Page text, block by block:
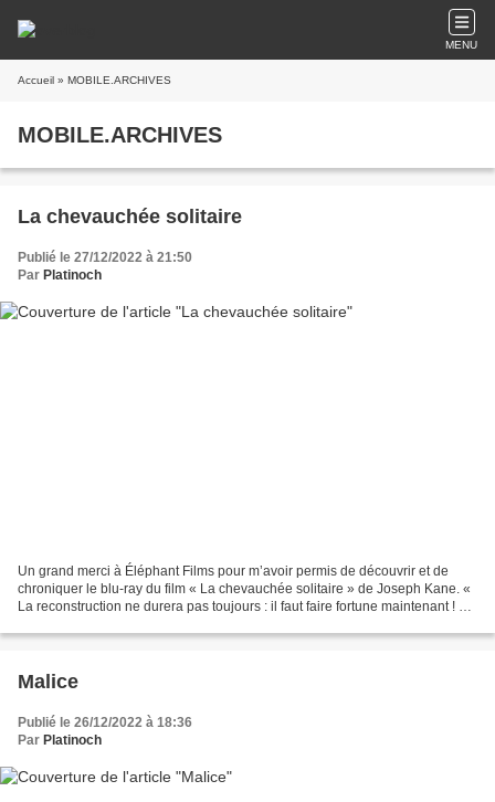
MENU
Accueil » MOBILE.ARCHIVES
MOBILE.ARCHIVES
La chevauchée solitaire
Publié le 27/12/2022 à 21:50
Par Platinoch
Un grand merci à Éléphant Films pour m’avoir permis de découvrir et de
chroniquer le blu-ray du film « La chevauchée solitaire » de Joseph Kane. «
La reconstruction ne durera pas toujours : il faut faire fortune maintenant ! »
Malice
Publié le 26/12/2022 à 18:36
Par Platinoch